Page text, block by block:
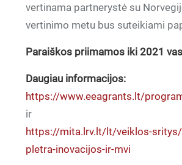
vertinama partnerystė su
vertinimo metu bus suteikiami
Paraiškos priimamos iki 2021
Daugiau informacijos:
https://www.eeagrants.lt/
ir
https://mita.lrv.lt/lt/veiklos-
pletra-inovacijos-ir-mvi